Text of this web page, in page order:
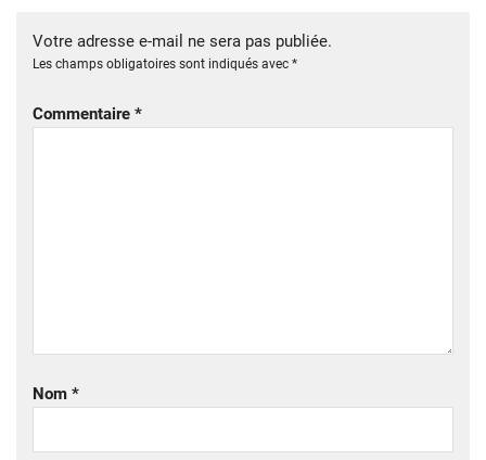
Votre adresse e-mail ne sera pas publiée.
Les champs obligatoires sont indiqués avec *
Commentaire *
Nom *